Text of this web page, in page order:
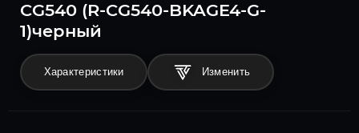
CG540 (R-CG540-BKAGE4-G-
1)черный
Характеристики